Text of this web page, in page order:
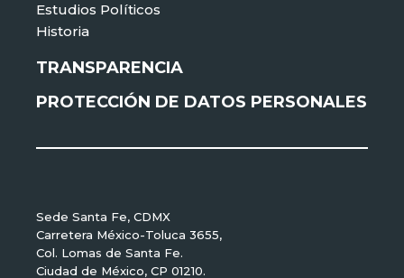
Estudios Políticos
Historia
TRANSPARENCIA
PROTECCIÓN DE DATOS PERSONALES
Sede Santa Fe, CDMX
Carretera México-Toluca 3655,
Col. Lomas de Santa Fe.
Ciudad de México, CP 01210.